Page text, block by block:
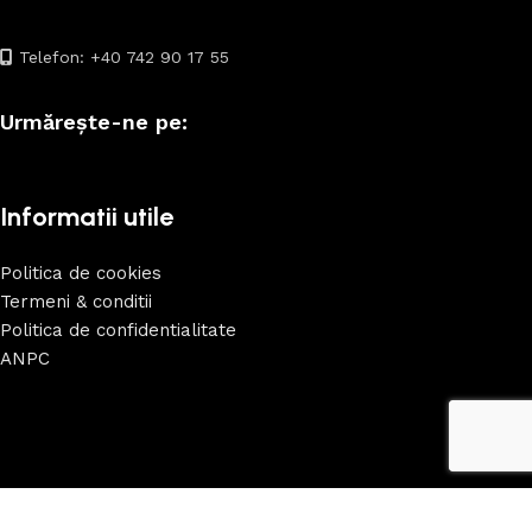
Telefon: +40 742 90 17 55
Urmărește-ne pe:
Informatii utile
Politica de cookies
Termeni & conditii
Politica de confidentialitate
ANPC